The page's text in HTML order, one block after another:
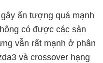
ấn tượng quá mạnh
có được các sản
vẫn rất mạnh ở phân
và crossover hạng